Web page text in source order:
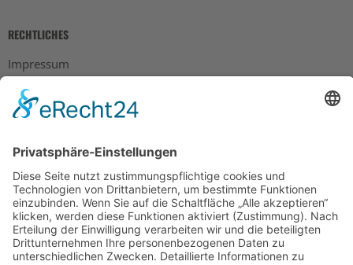
RECHTLICHES
Impressum
Datenschutz
AGB
Widerrufsbelehrung
Bankdaten